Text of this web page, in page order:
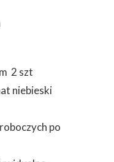
2 szt
niebieski
po